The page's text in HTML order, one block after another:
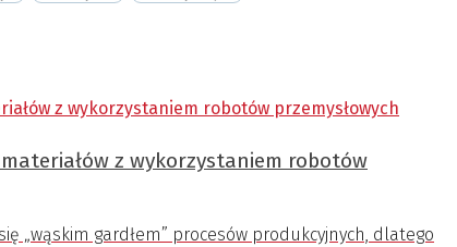
z wykorzystaniem robotów
„wąskim gardłem” procesów produkcyjnych, dlatego